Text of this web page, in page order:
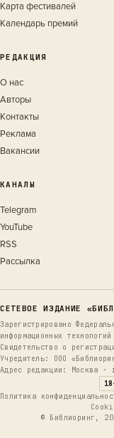
Карта фестивалей
Календарь премий
РЕДАКЦИЯ
О нас
Авторы
Контакты
Реклама
Вакансии
КАНАЛЫ
Telegram
YouTube
RSS
Рассылка
СЕТЕВОЕ ИЗДАНИЕ
Зарегистрировано
информационных
Свидетельство о
Учредитель: ООО
Адрес редакции: Москва
Политика
© Библиоринг,